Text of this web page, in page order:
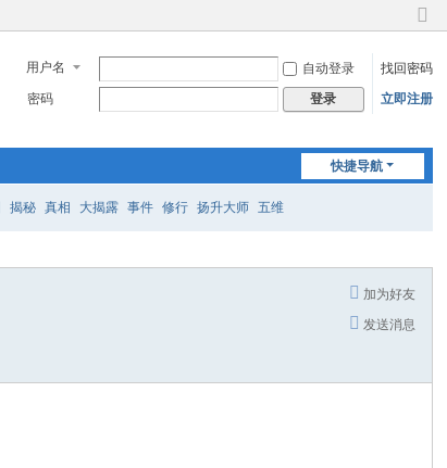
切
到
窄
用户名 自动登录
找回密码
密码
登录 立即注册
快捷导航
揭秘 真相 大揭露 事件 修行 扬升大师 五维
加为好友
发送消息